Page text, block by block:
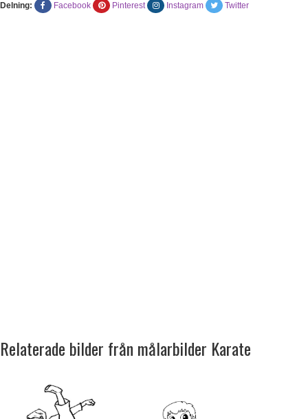
Delning: Facebook Pinterest Instagram Twitter
Relaterade bilder från målarbilder Karate